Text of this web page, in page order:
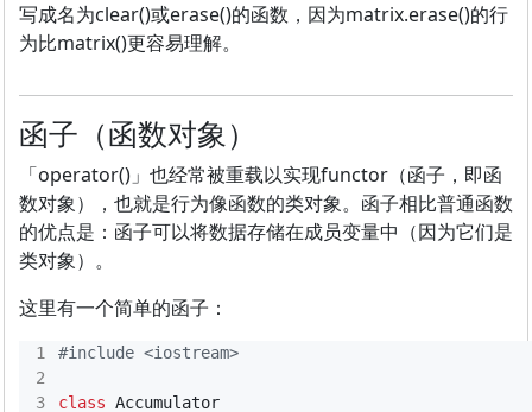
写成名为clear()或erase()的函数，因为matrix.erase()的行
为比matrix()更容易理解。
函子（函数对象）
「operator()」也经常被重载以实现functor（函子，即函
数对象），也就是行为像函数的类对象。函子相比普通函数
的优点是：函子可以将数据存储在成员变量中（因为它们是
类对象）。
这里有一个简单的函子：
3
#include <iostream>
class Accumulator